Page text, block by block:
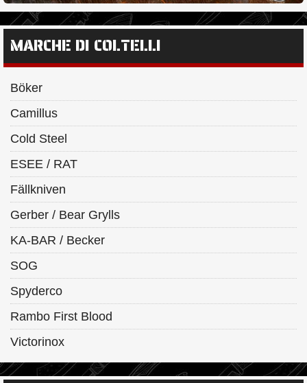
MARCHE DI COLTELLI
Böker
Camillus
Cold Steel
ESEE / RAT
Fällkniven
Gerber / Bear Grylls
KA-BAR / Becker
SOG
Spyderco
Rambo First Blood
Victorinox